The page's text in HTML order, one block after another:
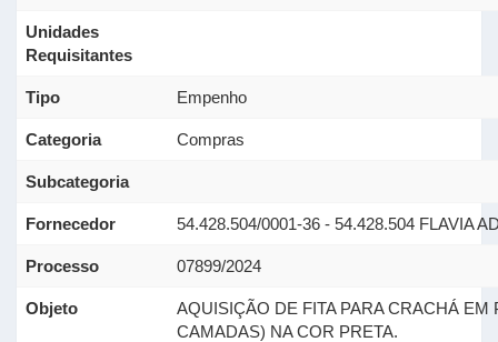
Unidades
Requisitantes
Tipo Empenho
Categoria Compras
Subcategoria
Fornecedor 54.428.504/0001-36 - 54.428.504 FLAVIA
Processo 07899/2024
Objeto
AQUISIÇÃO DE FITA PARA CRACHÁ
CAMADAS) NA COR PRETA.